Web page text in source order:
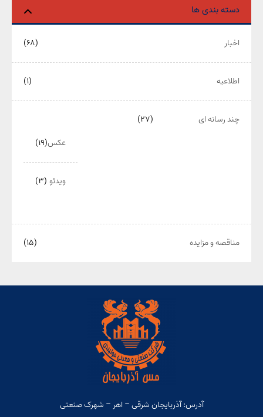
دسته بندی ها
اخبار (۶۸)
اطلاعیه (۱)
چند رسانه ای
(۲۷)
عکس(۱۹)
ویدئو (۳)
مناقصه و مزایده (۱۵)
آدرس: آذربایجان شرقی – اهر – شهرک صنعتی